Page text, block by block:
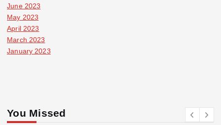
June 2023
May 2023
April 2023
March 2023
January 2023
You Missed